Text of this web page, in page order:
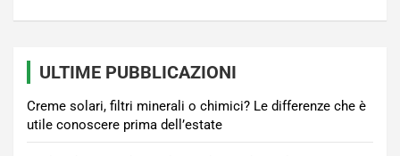
ULTIME PUBBLICAZIONI
Creme solari, filtri minerali o chimici? Le differenze che è
utile conoscere prima dell’estate